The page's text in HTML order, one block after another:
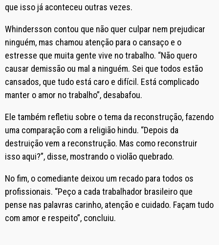
que isso já aconteceu outras vezes.
Whindersson contou que não quer culpar nem prejudicar
ninguém, mas chamou atenção para o cansaço e o
estresse que muita gente vive no trabalho. “Não quero
causar demissão ou mal a ninguém. Sei que todos estão
cansados, que tudo está caro e difícil. Está complicado
manter o amor no trabalho”, desabafou.
Ele também refletiu sobre o tema da reconstrução, fazendo
uma comparação com a religião hindu. “Depois da
destruição vem a reconstrução. Mas como reconstruir
isso aqui?”, disse, mostrando o violão quebrado.
No fim, o comediante deixou um recado para todos os
profissionais. “Peço a cada trabalhador brasileiro que
pense nas palavras carinho, atenção e cuidado. Façam tudo
com amor e respeito”, concluiu.